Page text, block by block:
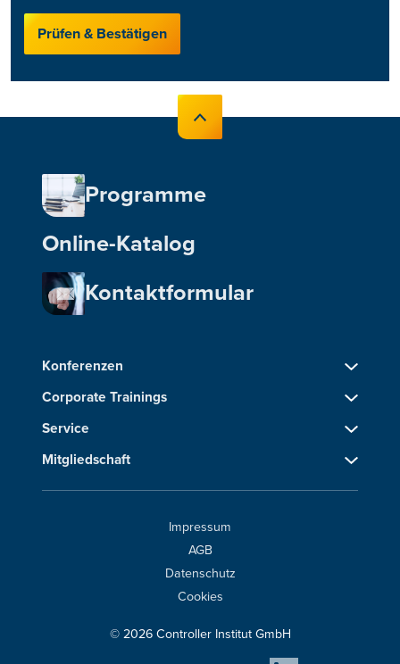
Prüfen & Bestätigen
Programme
Online-Katalog
Kontaktformular
Konferenzen
Corporate Trainings
Service
Mitgliedschaft
Impressum
AGB
Datenschutz
Cookies
© 2026 Controller Institut GmbH